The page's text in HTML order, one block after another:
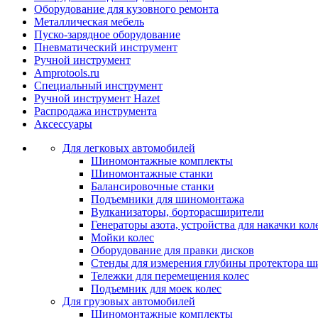
Оборудование для кузовного ремонта
Металлическая мебель
Пуско-зарядное оборудование
Пневматический инструмент
Ручной инструмент
Amprotools.ru
Специальный инструмент
Ручной инструмент Hazet
Распродажа инструмента
Аксессуары
Для легковых автомобилей
Шиномонтажные комплекты
Шиномонтажные станки
Балансировочные станки
Подъемники для шиномонтажа
Вулканизаторы, борторасширители
Генераторы азота, устройства для накачки
Мойки колес
Оборудование для правки дисков
Стенды для измерения глубины протектора
Тележки для перемещения колес
Подъемник для моек колеc
Для грузовых автомобилей
Шиномонтажные комплекты